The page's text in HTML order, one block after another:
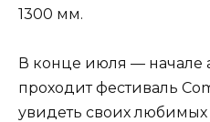
1300 мм.
В конце июля — начале
проходит фестиваль
увидеть своих